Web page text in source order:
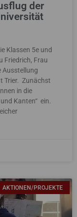
der
Klassen 5e und
Friedrich, Frau
Ausstellung
Trier. Zunächst
in die
Kanten“ ein.
AKTIONEN/PROJEKTE